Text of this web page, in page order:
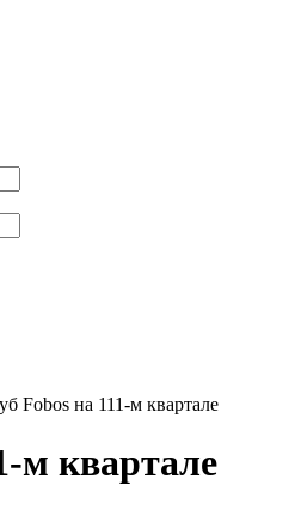
Fobos на 111-м квартале
м квартале